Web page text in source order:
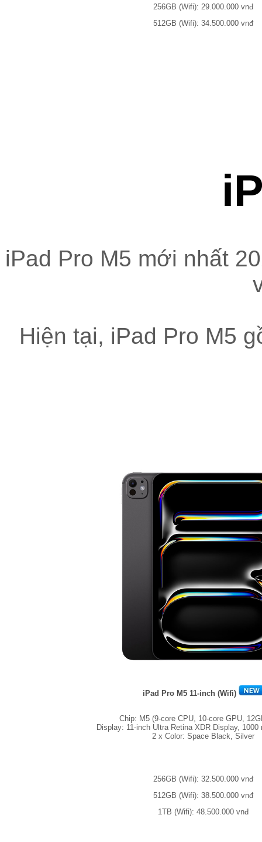
256GB (Wifi): 29.000.000 vnđ
512GB (Wifi): 34.500.000 vnđ
iPad Pro M5 mới nhất
Hiện tại, iPad Pro M5
iPad Pro M5 11-inch (Wifi)
Chip: M5 (9-core CPU, 10-core GPU,
Display: 11-inch Ultra Retina XDR Display, 1000
2 x Color: Space Black, Silver
256GB (Wifi): 32.500.000 vnđ
512GB (Wifi): 38.500.000 vnđ
1TB (Wifi): 48.500.000 vnđ